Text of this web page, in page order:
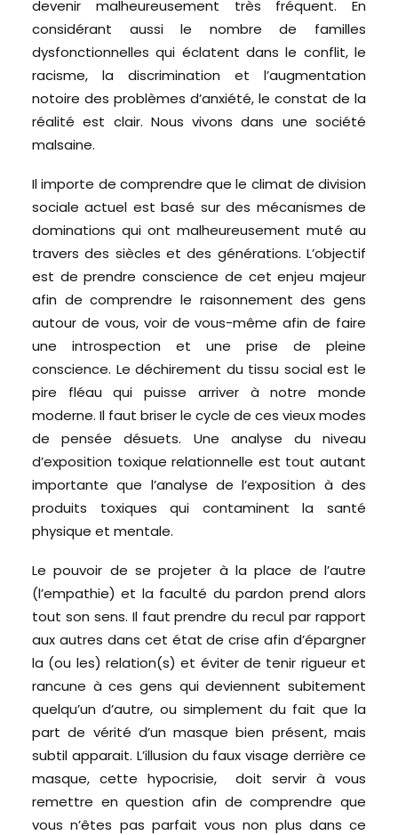
devenir malheureusement très fréquent. En
considérant aussi le nombre de familles
dysfonctionnelles qui éclatent dans le conflit, le
racisme, la discrimination et l’augmentation
notoire des problèmes d’anxiété, le constat de la
réalité est clair. Nous vivons dans une société
malsaine.
Il importe de comprendre que le climat de division
sociale actuel est basé sur des mécanismes de
dominations qui ont malheureusement muté au
travers des siècles et des générations. L’objectif
est de prendre conscience de cet enjeu majeur
afin de comprendre le raisonnement des gens
autour de vous, voir de vous-même afin de faire
une introspection et une prise de pleine
conscience. Le déchirement du tissu social est le
pire fléau qui puisse arriver à notre monde
moderne. Il faut briser le cycle de ces vieux modes
de pensée désuets. Une analyse du niveau
d’exposition toxique relationnelle est tout autant
importante que l’analyse de l’exposition à des
produits toxiques qui contaminent la santé
physique et mentale.
Le pouvoir de se projeter à la place de l’autre
(l’empathie) et la faculté du pardon prend alors
tout son sens. Il faut prendre du recul par rapport
aux autres dans cet état de crise afin d’épargner
la (ou les) relation(s) et éviter de tenir rigueur et
rancune à ces gens qui deviennent subitement
quelqu’un d’autre, ou simplement du fait que la
part de vérité d’un masque bien présent, mais
subtil apparait. L’illusion du faux visage derrière ce
masque, cette hypocrisie, doit servir à vous
remettre en question afin de comprendre que
vous n’êtes pas parfait vous non plus dans ce